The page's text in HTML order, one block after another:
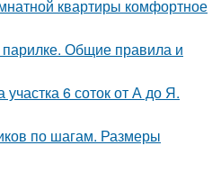
квартиры комфортное
парилке. Общие правила и
6 соток от А до Я.
по шагам. Размеры